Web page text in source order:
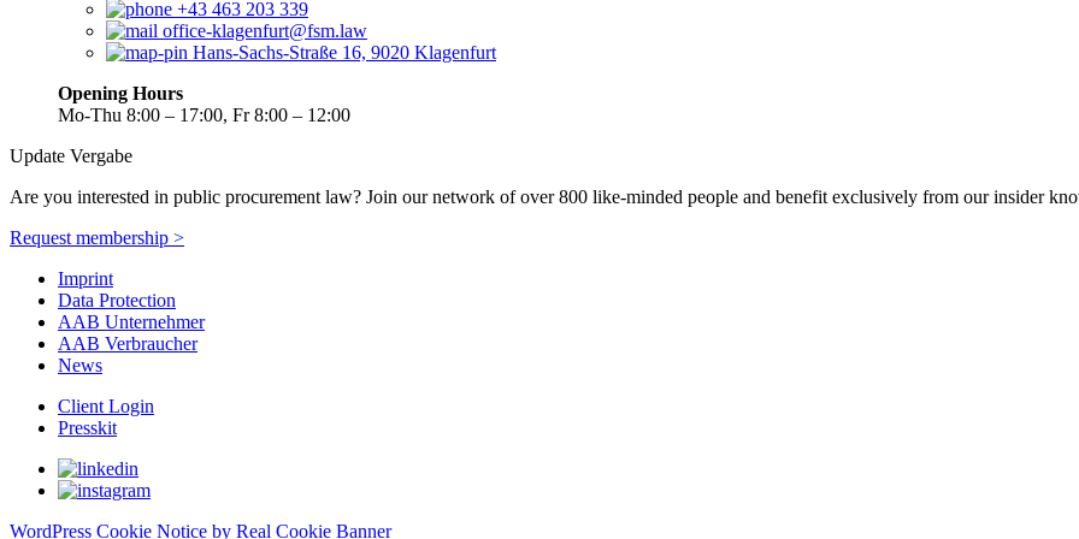
+43 463 203 339
office-klagenfurt@fsm.law
Hans-Sachs-Straße 16, 9020 Klagenfurt
Opening Hours
Mo-Thu 8:00 – 17:00, Fr 8:00 – 12:00
Update Vergabe
Are you interested in public procurement law? Join our network of over 800 like-minded people and benefit exclusively from our insider
Request membership >
Imprint
Data Protection
AAB Unternehmer
AAB Verbraucher
News
Client Login
Presskit
WordPress Cookie Notice by Real Cookie Banner